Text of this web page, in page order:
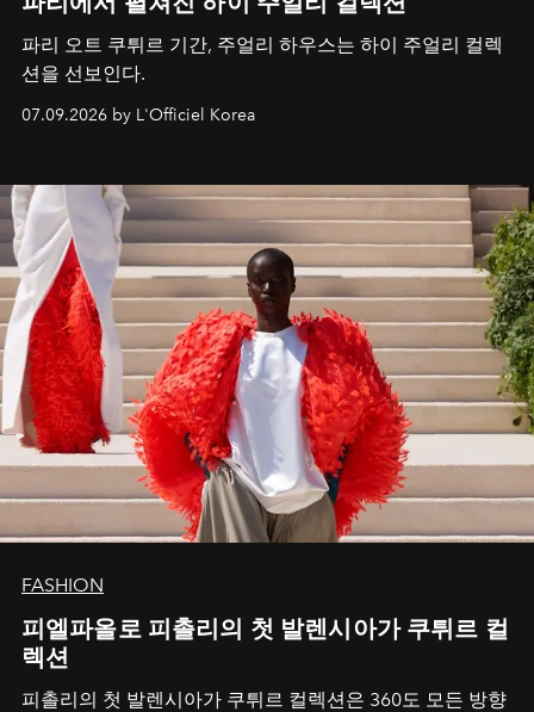
파리 오트 쿠튀르 기간, 주얼리 하우스는 하이 주얼리 컬렉
션을 선보인다.
07.09.2026 by L'Officiel Korea
FASHION
피엘파올로 피촐리의 첫 발렌시아가 쿠튀르 컬
렉션
피촐리의 첫 발렌시아가 쿠튀르 컬렉션은 360도 모든 방향